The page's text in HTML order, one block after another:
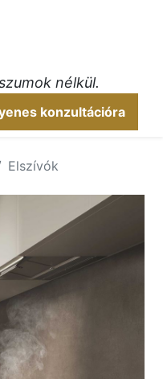
konzultációra
nélkül.
Elszívók